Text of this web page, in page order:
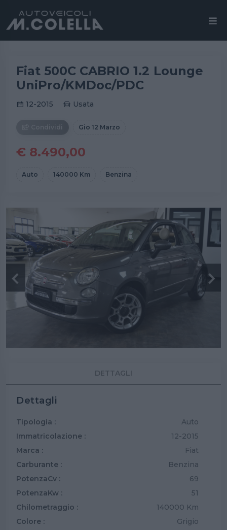
Fiat 500C CABRIO 1.2 Lounge
UniPro/KMDoc/PDC
12-2015 Usata
Condividi Gio 12 Marzo
€ 8.490,00
Auto 140000 Km Benzina
DETTAGLI
Dettagli
Tipologia :
Auto
Immatricolazione :
12-2015
Marca :
Fiat
Carburante :
Benzina
PotenzaCv :
69
PotenzaKw :
51
Chilometraggio :
140000 Km
Colore :
Grigio